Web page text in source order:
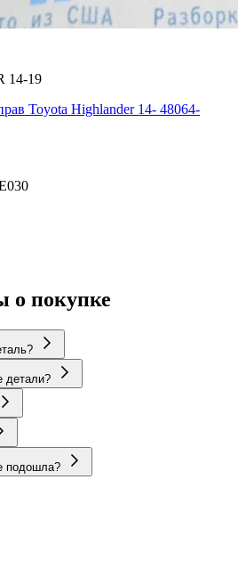
14-19
Toyota Highlander 14- 48064-
о покупке
детали?
подошла?